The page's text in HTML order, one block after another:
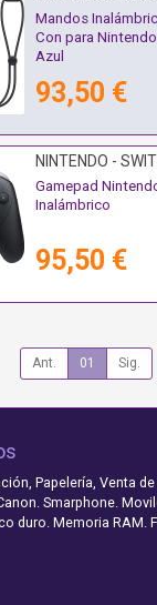
Mandos
Con para
Azul
93,50 €
NINTENDO -
Gamepad
Inalámbrico
95,50 €
Ant. 01 Sig.
Papelería, Venta
Smarphone.
duro. Memoria RAM.